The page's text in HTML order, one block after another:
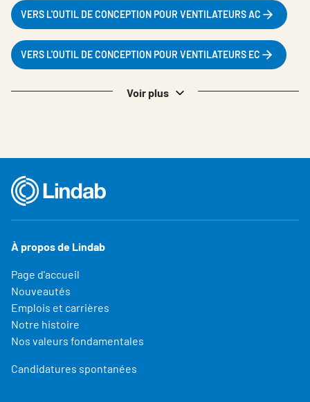
VERS L'OUTIL DE CONCEPTION POUR VENTILATEURS AC
VERS L'OUTIL DE CONCEPTION POUR VENTILATEURS EC
Voir plus
À propos de Lindab
Page d'accueil
Nouveautés
Emplois et carrières
Notre histoire
Nos valeurs fondamentales
Candidatures spontanées